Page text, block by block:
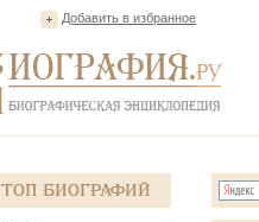
Добавить в избранное
Топ Биографий